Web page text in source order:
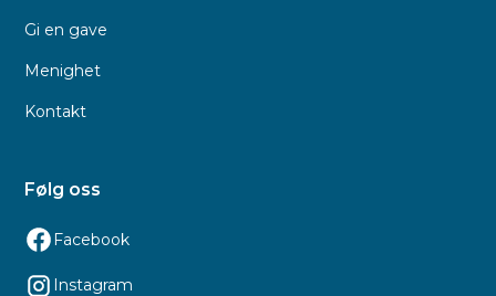
Gi en gave
Menighet
Kontakt
Følg oss
Facebook
Instagram